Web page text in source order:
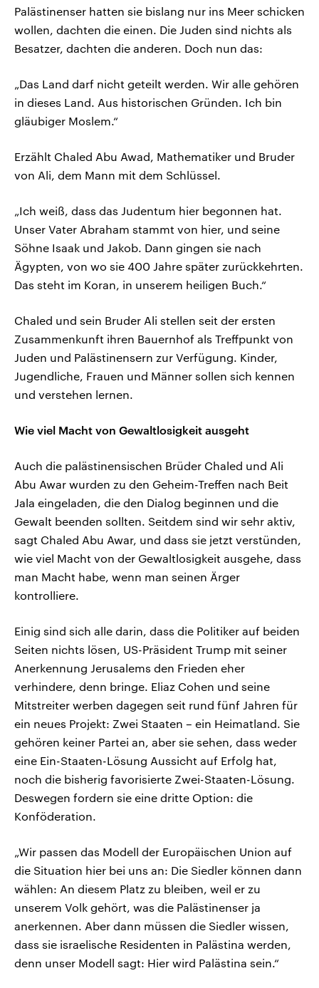
Palästinenser hatten sie bislang nur ins Meer schicken
wollen, dachten die einen. Die Juden sind nichts als
Besatzer, dachten die anderen. Doch nun das:
„Das Land darf nicht geteilt werden. Wir alle gehören
in dieses Land. Aus historischen Gründen. Ich bin
gläubiger Moslem.“
Erzählt Chaled Abu Awad, Mathematiker und Bruder
von Ali, dem Mann mit dem Schlüssel.
„Ich weiß, dass das Judentum hier begonnen hat.
Unser Vater Abraham stammt von hier, und seine
Söhne Isaak und Jakob. Dann gingen sie nach
Ägypten, von wo sie 400 Jahre später zurückkehrten.
Das steht im Koran, in unserem heiligen Buch.“
Chaled und sein Bruder Ali stellen seit der ersten
Zusammenkunft ihren Bauernhof als Treffpunkt von
Juden und Palästinensern zur Verfügung. Kinder,
Jugendliche, Frauen und Männer sollen sich kennen
und verstehen lernen.
Wie viel Macht von Gewaltlosigkeit ausgeht
Auch die palästinensischen Brüder Chaled und Ali
Abu Awar wurden zu den Geheim-Treffen nach Beit
Jala eingeladen, die den Dialog beginnen und die
Gewalt beenden sollten. Seitdem sind wir sehr aktiv,
sagt Chaled Abu Awar, und dass sie jetzt verstünden,
wie viel Macht von der Gewaltlosigkeit ausgehe, dass
man Macht habe, wenn man seinen Ärger
kontrolliere.
Einig sind sich alle darin, dass die Politiker auf beiden
Seiten nichts lösen, US-Präsident Trump mit seiner
Anerkennung Jerusalems den Frieden eher
verhindere, denn bringe. Eliaz Cohen und seine
Mitstreiter werben dagegen seit rund fünf Jahren für
ein neues Projekt: Zwei Staaten – ein Heimatland. Sie
gehören keiner Partei an, aber sie sehen, dass weder
eine Ein-Staaten-Lösung Aussicht auf Erfolg hat,
noch die bisherig favorisierte Zwei-Staaten-Lösung.
Deswegen fordern sie eine dritte Option: die
Konföderation.
„Wir passen das Modell der Europäischen Union auf
die Situation hier bei uns an: Die Siedler können dann
wählen: An diesem Platz zu bleiben, weil er zu
unserem Volk gehört, was die Palästinenser ja
anerkennen. Aber dann müssen die Siedler wissen,
dass sie israelische Residenten in Palästina werden,
denn unser Modell sagt: Hier wird Palästina sein.“